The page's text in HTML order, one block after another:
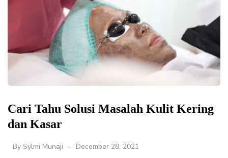
Cari Tahu Solusi Masalah Kulit Kering
dan Kasar
By Sylmi Munaji December 28, 2021